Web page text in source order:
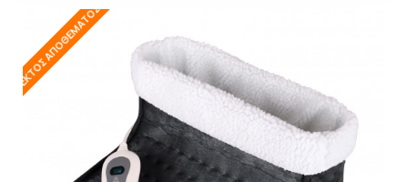
ΕΚΤΌΣ ΑΠΟΘΈΜΑΤΟΣ